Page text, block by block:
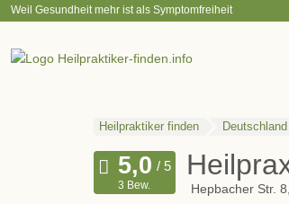
Weil Gesundheit mehr ist als Symptomfreiheit
Heilpraktiker finden Deutschland
Hepbacher Str. 8
3 Bew.